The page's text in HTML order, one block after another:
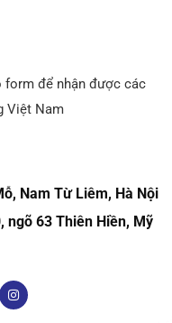
form để nhận được các
Việt Nam
Nam Từ Liêm, Hà Nội
ngõ 63 Thiên Hiền, Mỹ